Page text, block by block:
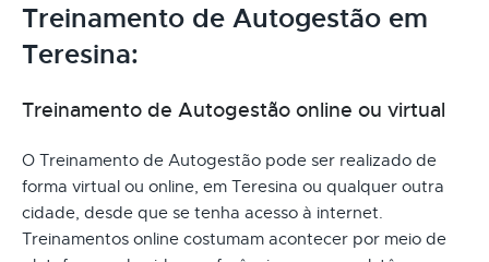
Treinamento de Autogestão em
Teresina:
Treinamento de Autogestão online ou virtual
O Treinamento de Autogestão pode ser realizado de
forma virtual ou online, em Teresina ou qualquer outra
cidade, desde que se tenha acesso à internet.
Treinamentos online costumam acontecer por meio de